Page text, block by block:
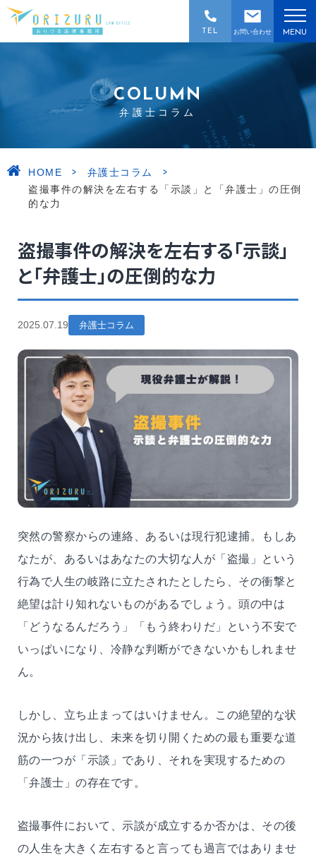
お問い合わせ
TEL MENU
COLUMN
弁護士コラム
HOME > 弁護士コラム >
盗撮事件の解決を左右する「示談」と「弁護士」の圧倒
的な力
盗撮事件の解決を左右する「示談」
と「弁護士」の圧倒的な力
2025.07.19 弁護士コラム
突然の警察からの連絡、あるいは現行犯逮捕。もしあ
なたが、あるいはあなたの大切な人が「盗撮」という
行為で人生の岐路に立たされたとしたら、その衝撃と
絶望は計り知れないものがあるでしょう。頭の中は
「どうなるんだろう」「もう終わりだ」という不安で
いっぱいになり、冷静な判断ができないかもしれませ
ん。
しかし、立ち止まってはいけません。この絶望的な状
況から抜け出し、未来を切り開くための最も重要な道
筋の一つが「示談」であり、それを実現するための
「弁護士」の存在です。
盗撮事件において、示談が成立するか否かは、その後
の人生を大きく左右すると言っても過言ではありませ